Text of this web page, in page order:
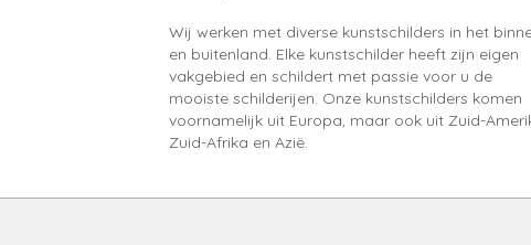
Wij werken met diverse kunstschilders in het
en buitenland. Elke kunstschilder heeft zijn eigen
vakgebied en schildert met passie voor u de
mooiste schilderijen. Onze kunstschilders komen
voornamelijk uit Europa, maar ook uit Zuid-
Zuid-Afrika en Azië.